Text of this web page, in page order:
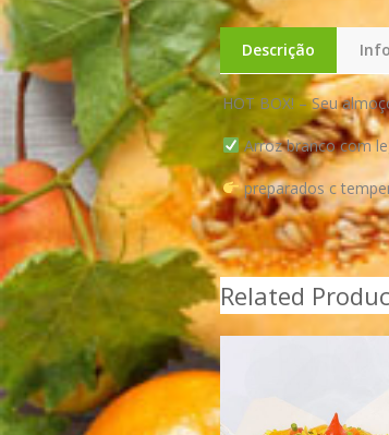
Descrição
HOT BOX! – Seu
Arroz branco com
preparados c
Related